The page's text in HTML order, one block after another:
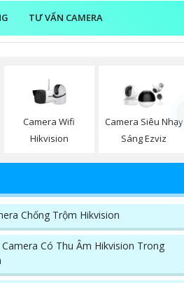
TƯ VẤN CAMERA
Camera Wifi
Hikvision
Camera Siêu Nhạy
Sáng Ezviz
Chống Trộm Hikvision
Camera Có Thu Âm Hikvision Trong